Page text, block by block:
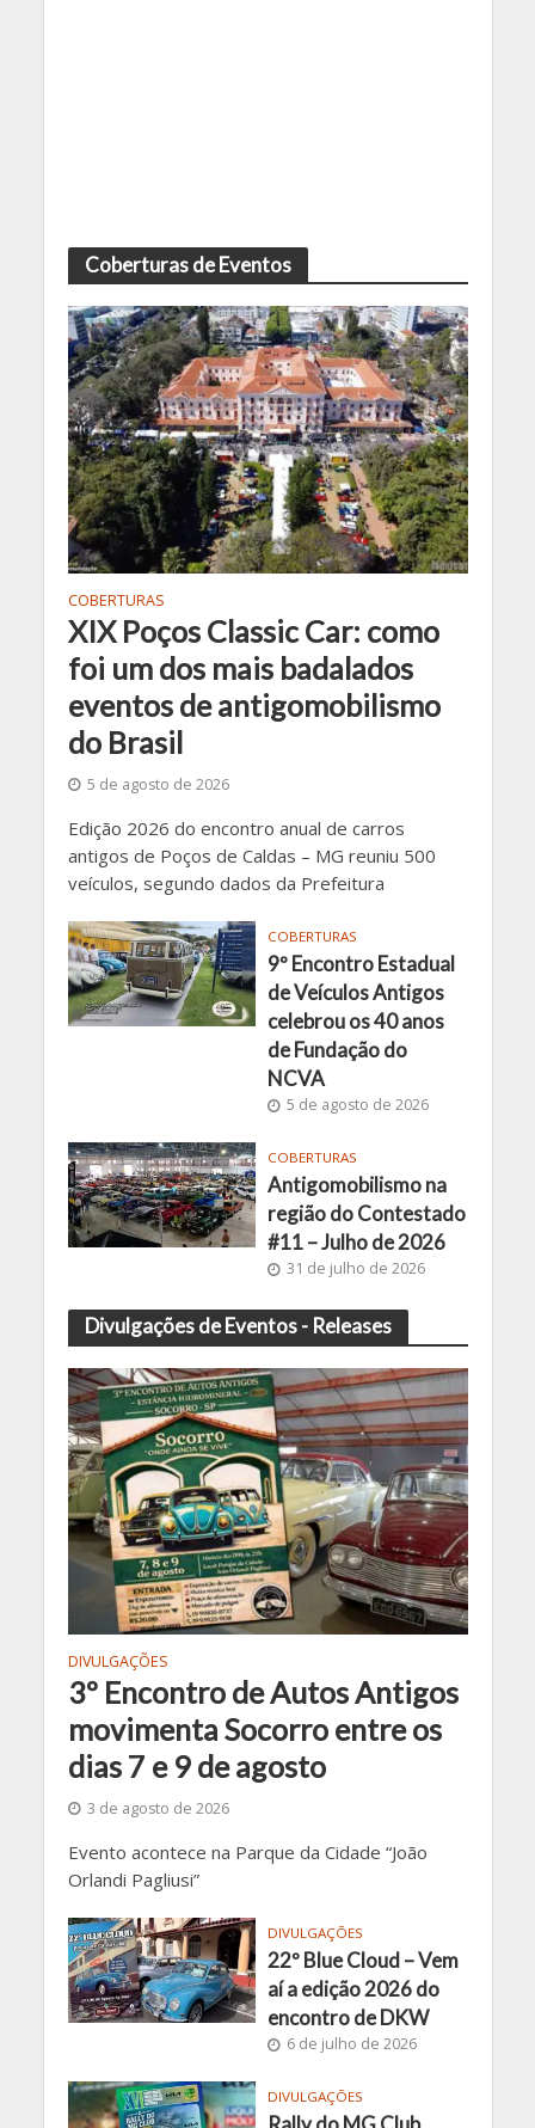
Coberturas de Eventos
COBERTURAS
XIX Poços Classic Car: como
foi um dos mais badalados
eventos de antigomobilismo
do Brasil
5 de agosto de 2026
Edição 2026 do encontro anual de carros
antigos de Poços de Caldas – MG reuniu 500
veículos, segundo dados da Prefeitura
COBERTURAS
9º Encontro Estadual
de Veículos Antigos
celebrou os 40 anos
de Fundação do
NCVA
5 de agosto de 2026
COBERTURAS
Antigomobilismo na
região do Contestado
#11 – Julho de 2026
31 de julho de 2026
Divulgações de Eventos - Releases
DIVULGAÇÕES
3º Encontro de Autos Antigos
movimenta Socorro entre os
dias 7 e 9 de agosto
3 de agosto de 2026
Evento acontece na Parque da Cidade “João
Orlandi Pagliusi”
DIVULGAÇÕES
22º Blue Cloud – Vem
aí a edição 2026 do
encontro de DKW
6 de julho de 2026
DIVULGAÇÕES